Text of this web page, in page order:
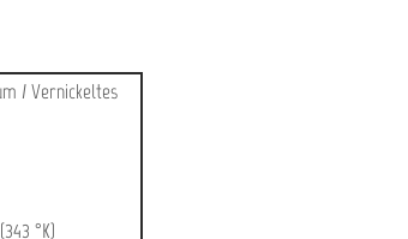
/ Vernickeltes
°K)